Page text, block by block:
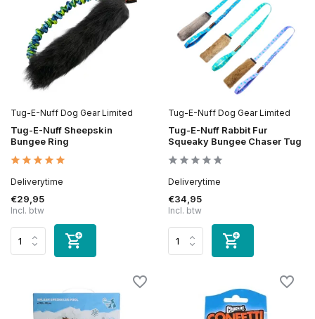
Tug-E-Nuff Dog Gear Limited
Tug-E-Nuff Sheepskin
Bungee Ring
Deliverytime
€29,95
Incl. btw
Tug-E-Nuff Dog Gear Limited
Tug-E-Nuff Rabbit Fur
Squeaky Bungee Chaser Tug
Deliverytime
€34,95
Incl. btw